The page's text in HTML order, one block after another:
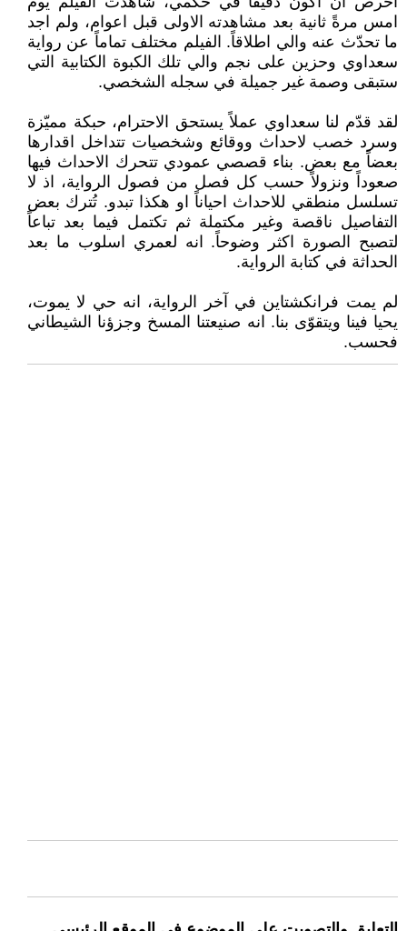
امس مرةً ثانية بعد مشاهدته الاولى قبل اعوام، ولم اجد
ما تحدّث عنه والي اطلاقاً. الفيلم مختلف تماماً عن رواية
سعداوي وحزين على نجم والي تلك الكبوة الكتابية التي
ستبقى وصمة غير جميلة في سجله الشخصي.
لقد قدّم لنا سعداوي عملاً يستحق الاحترام، حبكة مميّزة
وسرد خصب لاحداث ووقائع وشخصيات تتداخل اقدارها
بعضاً مع بعض. بناء قصصي عمودي تتحرك الاحداث فيها
صعوداً ونزولاً حسب كل فصل من فصول الرواية، اذ لا
تسلسل منطقي للاحداث احياناً او هكذا تبدو. تُترك بعض
التفاصيل ناقصة وغير مكتملة ثم تكتمل فيما بعد تباعاً
لتصبح الصورة اكثر وضوحاً. انه لعمري اسلوب ما بعد
الحداثة في كتابة الرواية.
لم يمت فرانكشتاين في آخر الرواية، انه حي لا يموت،
يحيا فينا ويتقوّى بنا. انه صنيعتنا المسخ وجزؤنا الشيطاني
فحسب.